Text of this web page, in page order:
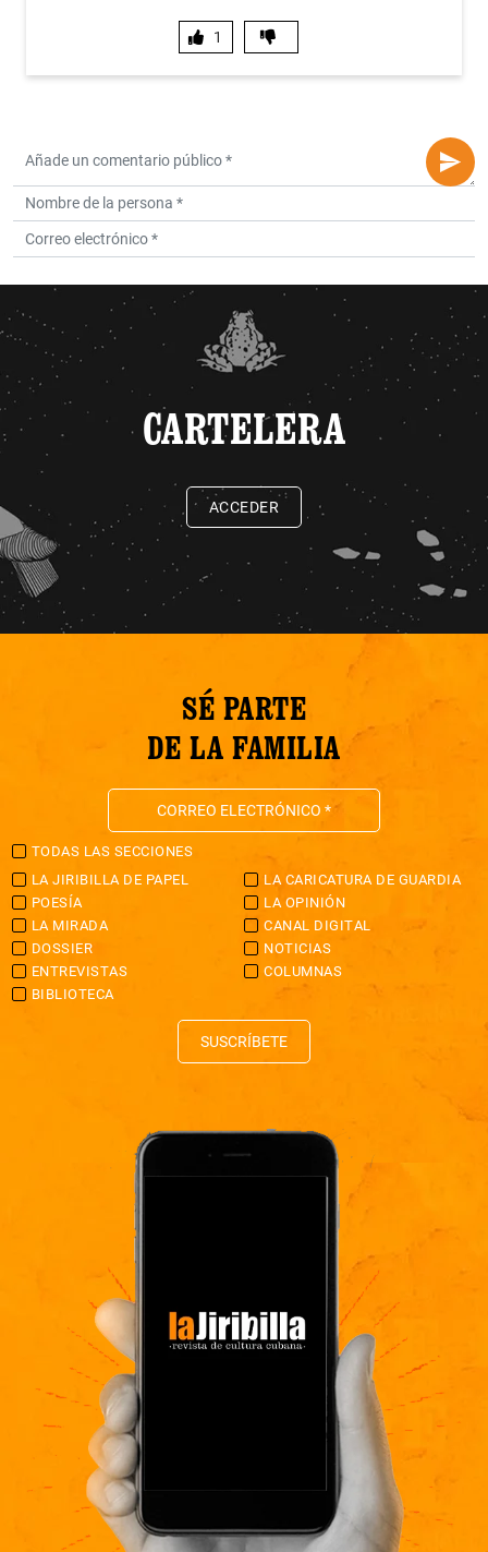
1
CARTELERA
ACCEDER
SÉ PARTE
DE LA FAMILIA
TODAS LAS SECCIONES
LA JIRIBILLA DE PAPEL
LA CARICATURA DE GUARDIA
POESÍA
LA OPINIÓN
LA MIRADA
CANAL DIGITAL
DOSSIER
NOTICIAS
ENTREVISTAS
COLUMNAS
BIBLIOTECA
SUSCRÍBETE